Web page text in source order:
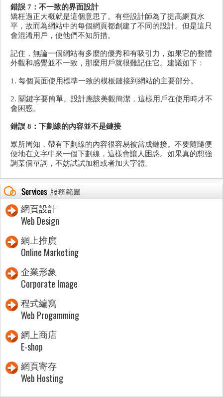
網頁設計
Web Design
網上推廣
Online Marketing
企業形象
Corporate Image
程式編寫
Web Progamming
網上商店
E-shop
網頁寄存
Web Hosting
錯誤 7：不一致的界面設計
矯枉過正大概就是這個意思了。有些設計師為了提高網頁水
平，故而為網站中的每個網頁都創建了不同的設計。但是這只
會混淆用戶，使他們不知所措。
記住，無論一個網站有多麼的優秀和有吸引力，如果它的整體
外觀和感覺並不一致，那麼用戶就很難記住它。建議如下：
1. 每個頁面使用標準一致的模板鏈接到網站的主要部分。
2. 關鍵字要簡單。設計應該美觀簡潔，這樣用戶在使用時才不
會困惑。
錯誤 8：下劃線的內容並不是鏈接
眾所周知，帶有下劃線的內容很容易被當成鏈接。不要隨隨便
便地在文字中來一個下劃線，這樣會讓人困惑。如果真的想強
調某個單詞，不妨試試加粗或者加大字體。